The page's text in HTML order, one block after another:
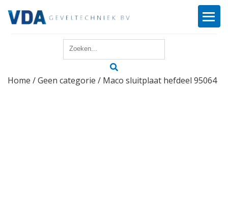
Reparatie
Home /Geen categorie / Maco sluitplaat hefdeel 95064